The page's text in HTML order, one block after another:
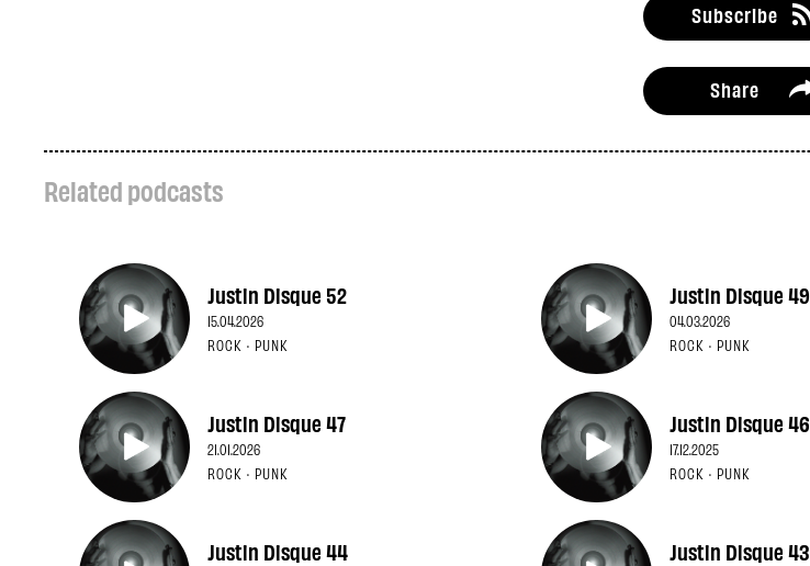
Subscribe
Share
Related podcasts
Justin Disque 52
15.04.2026
ROCK · PUNK
Justin Disque 49
04.03.2026
ROCK · PUNK
Justin Disque 47
21.01.2026
ROCK · PUNK
Justin Disque 46
17.12.2025
ROCK · PUNK
Justin Disque 44 Justin Disque 43